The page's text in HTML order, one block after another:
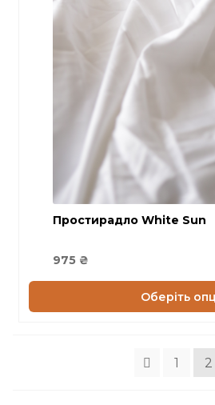
Простирадло White Sun
975 ₴
Оберіть
кілька
1 2